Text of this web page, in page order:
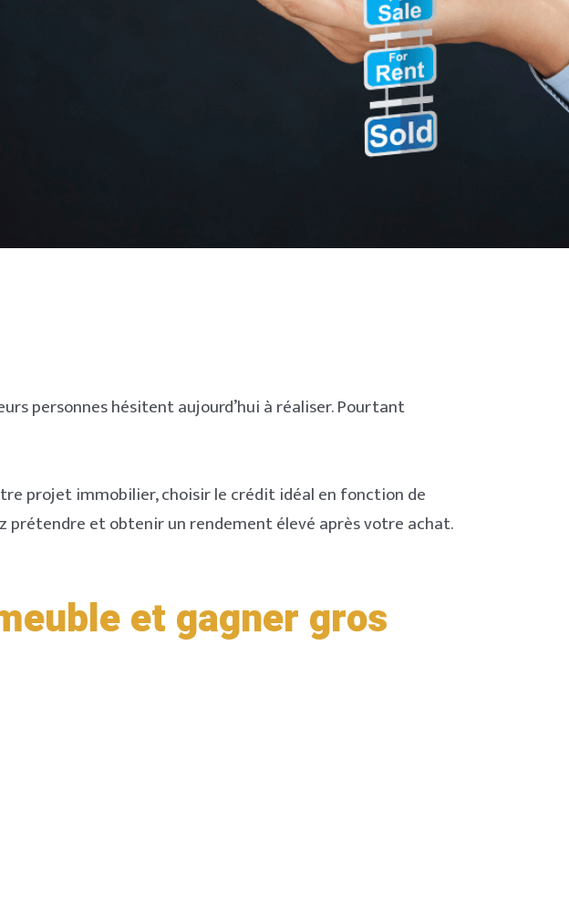
personnes hésitent aujourd’hui à réaliser. Pourtant
projet immobilier, choisir le crédit idéal en fonction de
prétendre et obtenir un rendement élevé après votre achat.
et gagner gros